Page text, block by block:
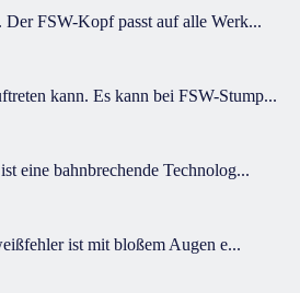
FSW-Kopf passt auf alle Werk...
kann. Es kann bei FSW-Stump...
eine bahnbrechende Technolog...
ist mit bloßem Augen e...